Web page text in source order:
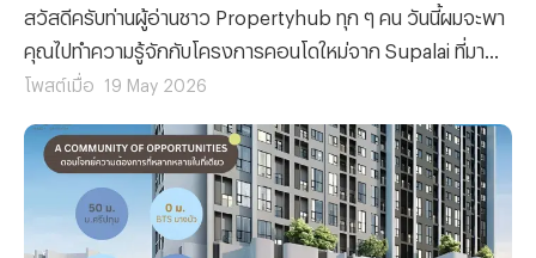
สวัสดีครับท่านผู้อ่านชาว Propertyhub ทุก ๆ คน วันนี้ผมจะพา
คุณไปทำความรู้จักกับโครงการคอนโดใหม่จาก Supalai ที่มา
พร้อมจุดเด่นในเรื่องของทำเลและความสะดวกในการเดินทาง
ว่าเป็นอีกหนึ่งทำเลศักยภาพที่รายล้อมไปด้วยแหล่งงานสำคัญ
อาคารสำนักงานและสิ่งอำนวยความสะดวกครบครัน อีกทั้งยัง
อยู่ใกล้กับรถไฟฟ้าถึง 2 สาย ทั้งรถไฟฟ้าสายสีแดงและ
รถไฟฟ้าสายสีชมพู ที่จะช่วยให้การเดินทางเข้า – ออกเมืองเป็น
โพสต์เมื่อ 19 May 2026